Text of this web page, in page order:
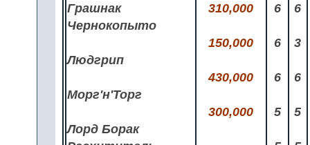
Грашнак
Чернокопыто
Людгрип
Морг'н'Торг
Лорд Борак
310,000
150,000
430,000
300,000
6
6
6
5
6
3
6
5